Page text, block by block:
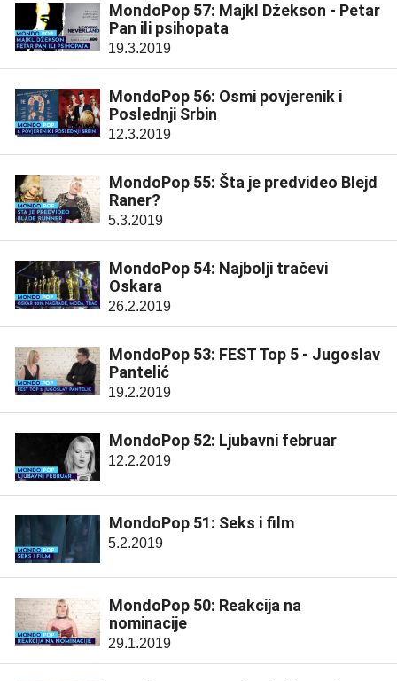
MondoPop 57: Majkl Džekson - Petar
Pan ili psihopata
19.3.2019
MondoPop 56: Osmi povjerenik i
Poslednji Srbin
12.3.2019
MondoPop 55: Šta je predvideo Blejd
Raner?
5.3.2019
MondoPop 54: Najbolji tračevi
Oskara
26.2.2019
MondoPop 53: FEST Top 5 - Jugoslav
Pantelić
19.2.2019
MondoPop 52: Ljubavni februar
12.2.2019
MondoPop 51: Seks i film
5.2.2019
MondoPop 50: Reakcija na
nominacije
29.1.2019